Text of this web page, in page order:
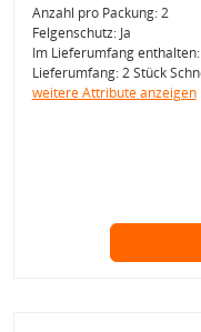
Anzahl pro Packung: 2
Felgenschutz: Ja
Im Lieferumfang
Lieferumfang: 2 Stück
weitere Attribute anzeigen